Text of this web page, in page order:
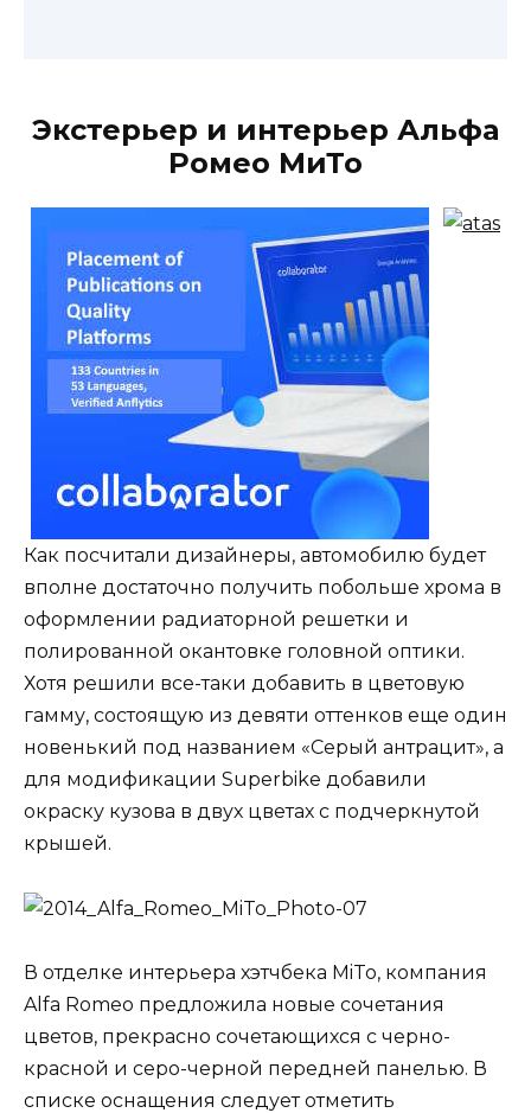
Экстерьер и интерьер Альфа
Ромео МиТо
Как посчитали дизайнеры, автомобилю будет
вполне достаточно получить побольше хрома в
оформлении радиаторной решетки и
полированной окантовке головной оптики.
Хотя решили все-таки добавить в цветовую
гамму, состоящую из девяти оттенков еще один
новенький под названием «Серый антрацит», а
для модификации Superbike добавили
окраску кузова в двух цветах с подчеркнутой
крышей.
В отделке интерьера хэтчбека MiTo, компания
Alfa Romeo предложила новые сочетания
цветов, прекрасно сочетающихся с черно-
красной и серо-черной передней панелью. В
списке оснащения следует отметить